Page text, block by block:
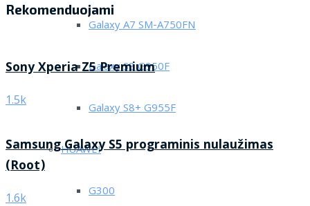
Galaxy A7 SM-A750FN
Galaxy S8 G950F
Galaxy S8+ G955F
HUAWEI
G300
Rekomenduojami
Sony Xperia Z5 Premium
1.5k
Samsung Galaxy S5 programinis nulaužimas
(Root)
1.6k